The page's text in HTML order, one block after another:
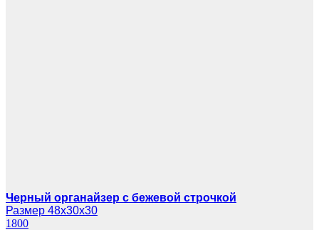
Черный органайзер с бежевой строчкой
Размер 48х30х30
1800